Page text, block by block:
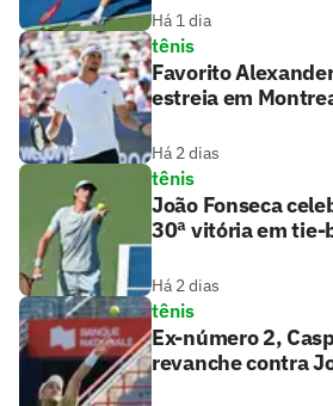
Há 1 dia
tênis
Favorito
estreia em
Há 2 dias
tênis
João Fonseca
30ª vitória em tie-
Há 2 dias
tênis
Ex-número 2,
revanche contra